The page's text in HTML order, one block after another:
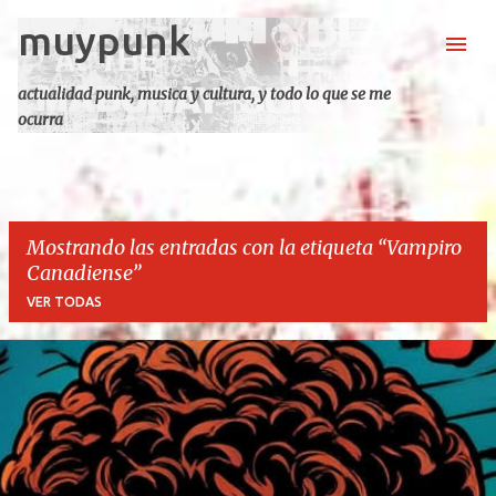
Ir al contenido principal
muypunk
actualidad punk, musica y cultura, y todo lo que se me
ocurra
Mostrando las entradas con la etiqueta Vampiro
Canadiense
VER TODAS
E
t
r